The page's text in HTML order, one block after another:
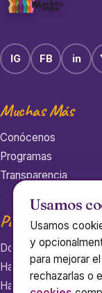
IG FB in
Muchas Más
Conócenos
Programas
Transparencia
Participa
Dona
Hazte voluntaria
Hazte mentora
Usamos
Usamos
y
para mejorar
rechazarlas o